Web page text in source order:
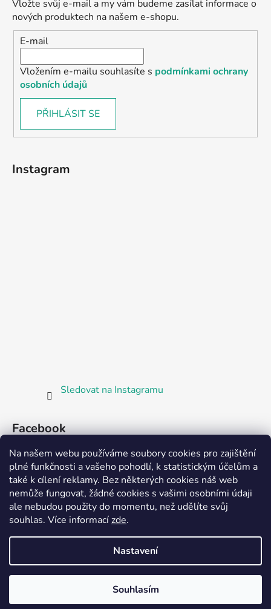
Na našem webu používáme soubory cookies pro zajištění
plné funkčnosti a vašeho pohodlí, k statistickým účelům a
také k cílení reklamy. Bez některých cookies náš web
nemůže fungovat, žádné cookies s vašimi osobními údaji
ale nebudou použity do momentu, než udělíte svůj
souhlas. Více informacízde.
Nastavení
Souhlasím
Vložte svůj e-mail a my vám budeme zasílat informace o
nových produktech na našem e-shopu.
E-mail
Vložením e-mailu souhlasíte s podmínkami ochrany
osobních údajů
PŘIHLÁSIT SE
Instagram
Sledovat na Instagramu
Facebook
Partnerská prodejna Barefoot Plzeň
Vytvořil Shoptet
Bosorka Plzeň
vyhrazena.